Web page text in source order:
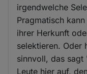
irgendwelche
Pragmatisch
ihrer Herkunft
selektieren. Oder
sinnvoll, das sagt
Leute hier auf,